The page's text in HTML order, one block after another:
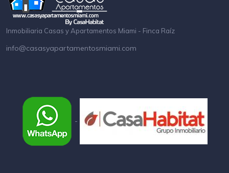
Inmobiliaria Casas y Apartamentos Miami - Finca Raíz
info@casasyapartamentosmiami.com
-